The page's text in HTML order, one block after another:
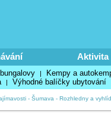
Aktivita
| Kempy a
| Výhodné balíčky ubytování
- Šumava - Rozhledny a